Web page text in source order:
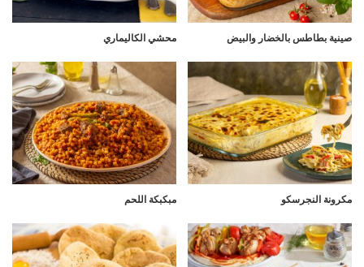
صينية بطاطس بالخضار والبيض محشي الكاليماري
مكرونة النجرسكو مبكبكة اللحم